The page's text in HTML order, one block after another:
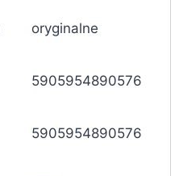
oryginalne
5905954890576
5905954890576